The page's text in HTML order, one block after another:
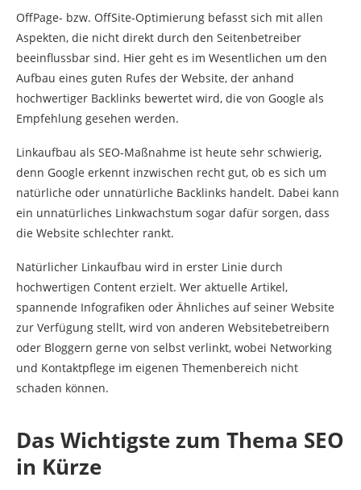
OffPage- bzw. OffSite-Optimierung befasst sich mit allen
Aspekten, die nicht direkt durch den Seitenbetreiber
beeinflussbar sind. Hier geht es im Wesentlichen um den
Aufbau eines guten Rufes der Website, der anhand
hochwertiger Backlinks bewertet wird, die von Google als
Empfehlung gesehen werden.
Linkaufbau als SEO-Maßnahme ist heute sehr schwierig,
denn Google erkennt inzwischen recht gut, ob es sich um
natürliche oder unnatürliche Backlinks handelt. Dabei kann
ein unnatürliches Linkwachstum sogar dafür sorgen, dass
die Website schlechter rankt.
Natürlicher Linkaufbau wird in erster Linie durch
hochwertigen Content erzielt. Wer aktuelle Artikel,
spannende Infografiken oder Ähnliches auf seiner Website
zur Verfügung stellt, wird von anderen Websitebetreibern
oder Bloggern gerne von selbst verlinkt, wobei Networking
und Kontaktpflege im eigenen Themenbereich nicht
schaden können.
Das Wichtigste zum Thema SEO
in Kürze